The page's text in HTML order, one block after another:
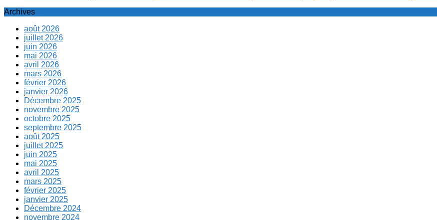
Archives
août 2026
juillet 2026
juin 2026
mai 2026
avril 2026
mars 2026
février 2026
janvier 2026
Décembre 2025
novembre 2025
octobre 2025
septembre 2025
août 2025
juillet 2025
juin 2025
mai 2025
avril 2025
mars 2025
février 2025
janvier 2025
Décembre 2024
novembre 2024